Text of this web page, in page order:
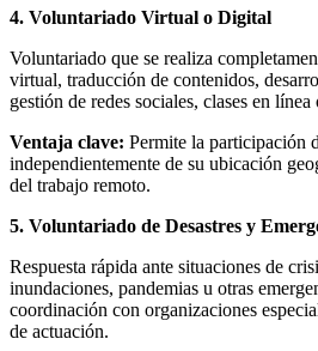
4. Voluntariado Virtual o Digital
Voluntariado que se realiza
virtual, traducción de contenidos,
gestión de redes sociales, clases en
Ventaja clave: Permite la participación
independientemente de su ubicación
del trabajo remoto.
5. Voluntariado de Desastres y
Respuesta rápida ante situaciones de
inundaciones, pandemias u otras
coordinación con organizaciones
de actuación.